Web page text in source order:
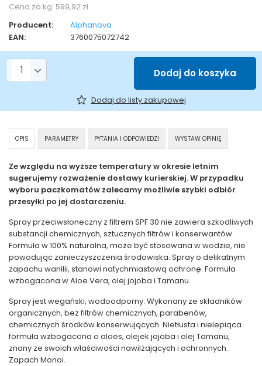
Cena za kg: 599,92 zł
Producent:
Alphanova
EAN:
3760075072742
Liczba produktów
Dodaj do koszyka
Dodaj do listy zakupowej
OPIS PARAMETRY PYTANIA I ODPOWIEDZI WYSTAW OPINIĘ
Ze względu na wyższe temperatury w okresie letnim
sugerujemy rozważenie dostawy kurierskiej. W przypadku
wyboru paczkomatów zalecamy możliwie szybki odbiór
przesyłki po jej dostarczeniu.
Spray przeciwsłoneczny z filtrem SPF 30 nie zawiera szkodliwych
substancji chemicznych, sztucznych filtrów i konserwantów.
Formuła w 100% naturalna, może być stosowana w wodzie, nie
powodując zanieczyszczenia środowiska. Spray o delikatnym
zapachu wanilii, stanowi natychmiastową ochronę. Formuła
wzbogacona w Aloe Vera, olej jojoba i Tamanu.
Spray jest wegański, wodoodporny. Wykonany ze składników
organicznych, bez filtrów chemicznych, parabenów,
chemicznych środków konserwujących. Nietłusta i nielepiąca
formuła wzbogacona o aloes, olejek jojoba i olej Tamanu,
znany ze swoich właściwości nawilżających i ochronnych.
Zapach Monoi.